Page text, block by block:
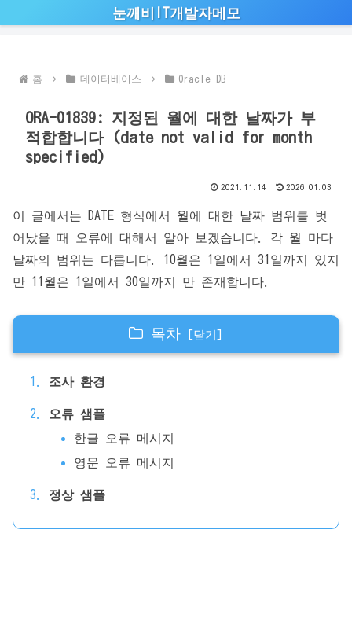
눈깨비IT개발자메모
홈 데이터베이스 Oracle DB
ORA-01839: 지정된 월에 대한 날짜가 부
적합합니다 (date not valid for month
specified)
2021.11.14 2026.01.03
이 글에서는 DATE 형식에서 월에 대한 날짜 범위를 벗
어났을 때 오류에 대해서 알아 보겠습니다. 각 월 마다
날짜의 범위는 다릅니다. 10월은 1일에서 31일까지 있지
만 11월은 1일에서 30일까지 만 존재합니다.
목차
조사 환경
오류 샘플
한글 오류 메시지
영문 오류 메시지
정상 샘플